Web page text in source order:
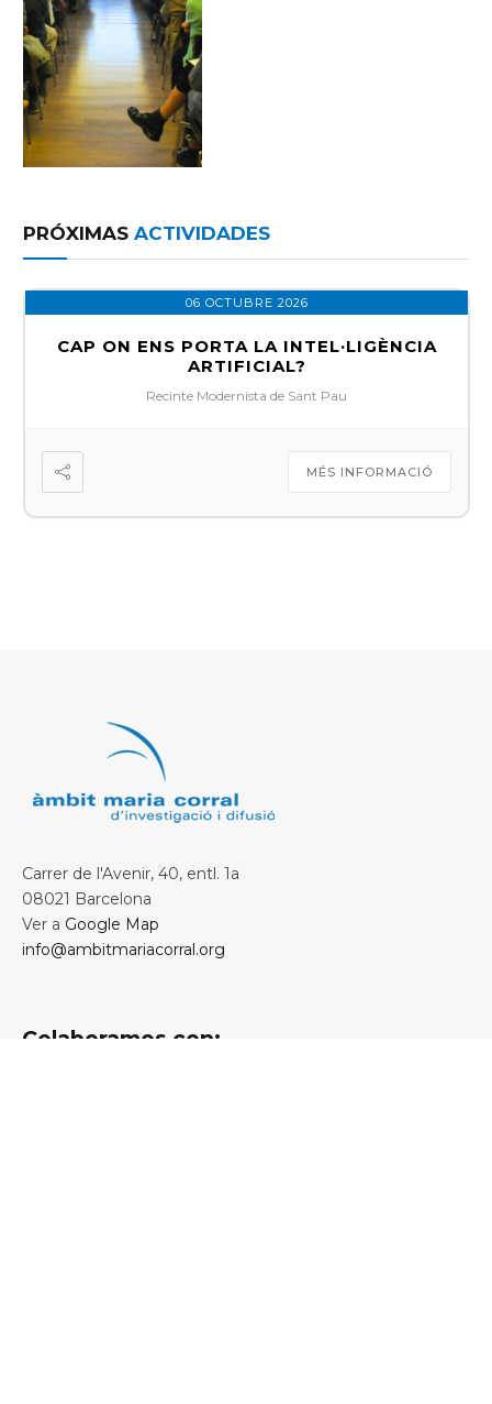
PRÓXIMAS ACTIVIDADES
06 OCTUBRE 2026
CAP ON ENS PORTA LA INTEL·LIGÈNCIA
ARTIFICIAL?
Recinte Modernista de Sant Pau
MÉS INFORMACIÓ
Carrer de l'Avenir, 40, entl. 1a
08021 Barcelona
Ver a Google Map
info@ambitmariacorral.org
Colaboramos con: